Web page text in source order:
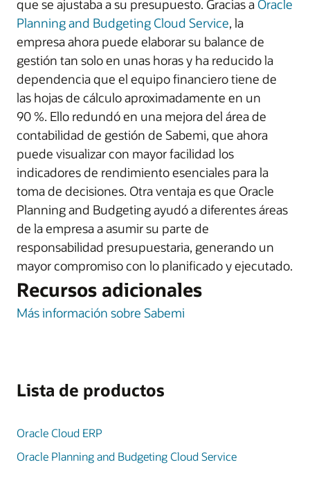
que se ajustaba a su presupuesto. Gracias a Oracle
Planning and Budgeting Cloud Service, la
empresa ahora puede elaborar su balance de
gestión tan solo en unas horas y ha reducido la
dependencia que el equipo financiero tiene de
las hojas de cálculo aproximadamente en un
90 %. Ello redundó en una mejora del área de
contabilidad de gestión de Sabemi, que ahora
puede visualizar con mayor facilidad los
indicadores de rendimiento esenciales para la
toma de decisiones. Otra ventaja es que Oracle
Planning and Budgeting ayudó a diferentes áreas
de la empresa a asumir su parte de
responsabilidad presupuestaria, generando un
mayor compromiso con lo planificado y ejecutado.
Recursos adicionales
Más información sobre Sabemi
Lista de productos
Oracle Cloud ERP
Oracle Planning and Budgeting Cloud Service